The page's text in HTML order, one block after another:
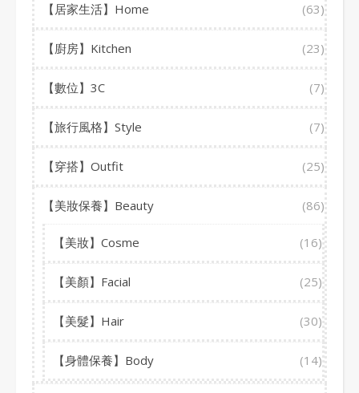
【居家生活】Home (63)
【廚房】Kitchen (23)
【數位】3C (7)
【旅行風格】Style (7)
【穿搭】Outfit (25)
【美妝保養】Beauty (86)
【美妝】Cosme (16)
【美顏】Facial (25)
【美髮】Hair (30)
【身體保養】Body (14)